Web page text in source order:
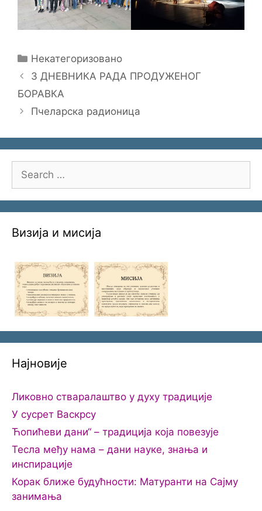
Categories
Некатегоризовано
З ДНЕВНИКА РАДА ПРОДУЖЕНОГ
БОРАВКА
Пчеларска радионица
Search
for:
Визија и мисија
Најновије
Ликовно стваралаштво у духу традиције
У сусрет Васкрсу
Ћопићеви дани“ – традиција која повезује
Тесла међу нама – дани науке, знања и
инспирације
Корак ближе будућности: Матуранти на Сајму
занимања